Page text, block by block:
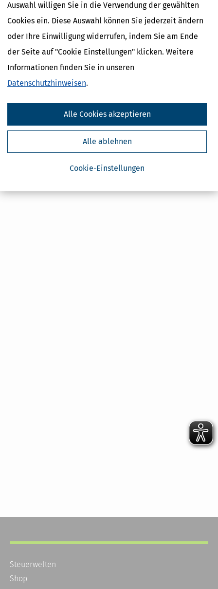
Auswahl willigen Sie in die Verwendung der gewählten
Cookies ein. Diese Auswahl können Sie jederzeit ändern
oder Ihre Einwilligung widerrufen, indem Sie am Ende
der Seite auf "Cookie Einstellungen" klicken. Weitere
Informationen finden Sie in unseren
Datenschutzhinweisen.
Cookie-Einstellungen
Alle ablehnen
Alle Cookies akzeptieren
Steuerwelten
Shop